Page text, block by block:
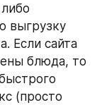
выгрузку
Если сайта
блюда, то
(просто